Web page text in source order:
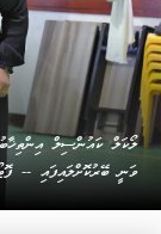
ލޯކަލް ކައުންސިލް
ވަނީ ބޭރުކޮށްލައިފައި --